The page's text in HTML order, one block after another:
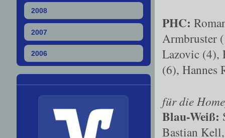
PHC:
Armbruster
Lazovic (4),
(6), Hannes
für die
Blau-Weiß:
Bastian
2008
2007
2006